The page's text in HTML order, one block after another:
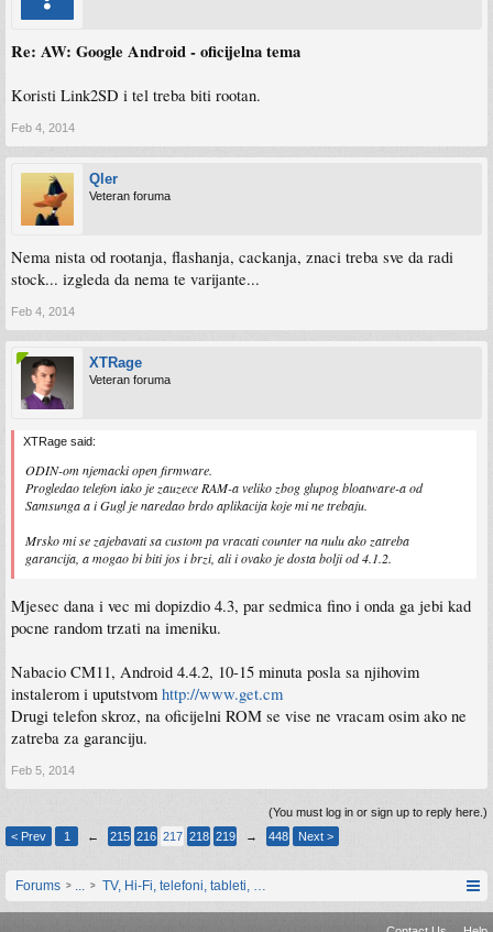
Re: AW: Google Android - oficijelna tema
Koristi Link2SD i tel treba biti rootan.
Feb 4, 2014
Qler
Veteran foruma
Nema nista od rootanja, flashanja, cackanja, znaci treba sve da radi
stock... izgleda da nema te varijante...
Feb 4, 2014
XTRage
Veteran foruma
XTRage said:
ODIN-om njemacki open firmware.
Progledao telefon iako je zauzece RAM-a veliko zbog glupog bloatware-a od
Samsunga a i Gugl je naredao brdo aplikacija koje mi ne trebaju.
Mrsko mi se zajebavati sa custom pa vracati counter na nulu ako zatreba
garancija, a mogao bi biti jos i brzi, ali i ovako je dosta bolji od 4.1.2.
Mjesec dana i vec mi dopizdio 4.3, par sedmica fino i onda ga jebi kad
pocne random trzati na imeniku.
Nabacio CM11, Android 4.4.2, 10-15 minuta posla sa njihovim
instalerom i uputstvom http://www.get.cm
Drugi telefon skroz, na oficijelni ROM se vise ne vracam osim ako ne
zatreba za garanciju.
Feb 5, 2014
(You must log in or sign up to reply here.)
< Prev
1 ← 215 216 217 218 219 → 448 Next >
Forums TV, Hi-Fi, telefoni, tableti, satovi, IoT oprema